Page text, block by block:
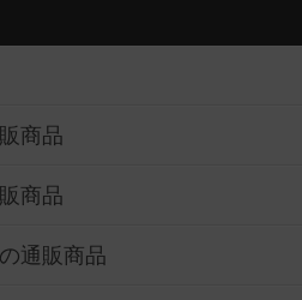
商品
商品
通販商品